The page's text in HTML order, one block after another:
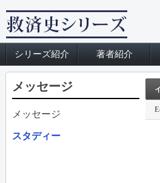
シリーズ紹介 著者紹介
メッセージ
メッセージ
スタディー